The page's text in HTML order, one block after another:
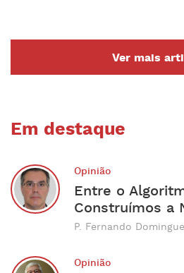
Em destaque
Opinião
Entre o
Construímos a
P. Fernando
Opinião
Ver mais